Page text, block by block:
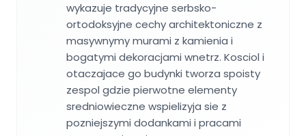
wykazuje tradycyjne serbsko-
ortodoksyjne cechy architektoniczne z
masywnymy murami z kamienia i
bogatymi dekoracjami wnetrz. Kosciol i
otaczajace go budynki tworza spoisty
zespol gdzie pierwotne elementy
sredniowieczne wspielizyja sie z
pozniejszymi dodankami i pracami